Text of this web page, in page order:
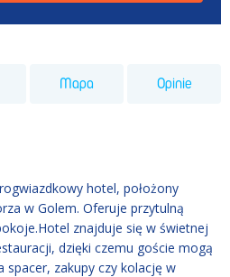
Mapa Opinie
hotel, położony
w Golem. Oferuje przytulną
znajduje się w świetnej
dzięki czemu goście mogą
spacer, zakupy czy kolację w